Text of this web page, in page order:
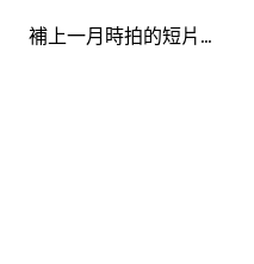
補上一月時拍的短片...